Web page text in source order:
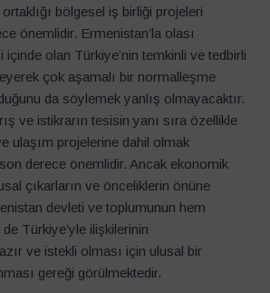
bölgesel iş birliği projeleri
önemlidir. Ermenistan’la olası
olan Türkiye’nin temkinli ve tedbirli
çok aşamalı bir normalleşme
da söylemek yanlış olmayacaktır.
ve istikrarın tesisin yanı sıra özellikle
ulaşım projelerine dahil olmak
derece önemlidir. Ancak ekonomik
çıkarların ve önceliklerin önüne
devleti ve toplumunun hem
Türkiye’yle ilişkilerinin
ve istekli olması için ulusal bir
gereği görülmektedir.